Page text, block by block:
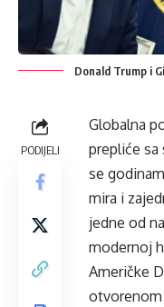
Donald Trump i
PODIJELI
Globalna
prepliće
se
mira i
jedne od
modernoj
Američke
otvorenom